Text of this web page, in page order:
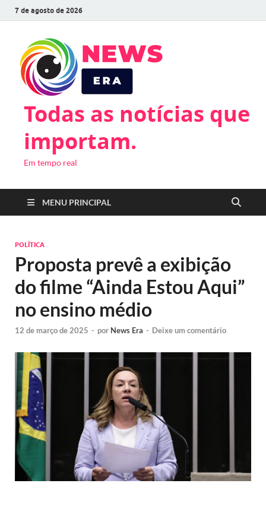
7 de agosto de 2026
Todas as notícias que
importam.
Em tempo real
MENU PRINCIPAL
POLÍTICA
Proposta prevê a exibição
do filme “Ainda Estou Aqui”
no ensino médio
12 de março de 2025 - por News Era - Deixe um comentário